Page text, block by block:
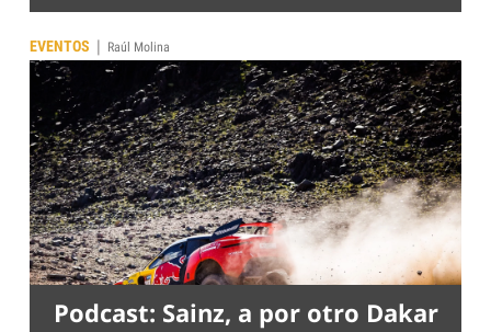
EVENTOS | Raúl Molina
Podcast: Sainz, a por otro Dakar